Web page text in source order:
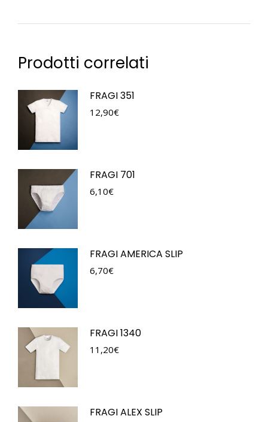
Prodotti correlati
FRAGI 351
12,90€
FRAGI 701
6,10€
FRAGI AMERICA SLIP
6,70€
FRAGI 1340
11,20€
FRAGI ALEX SLIP